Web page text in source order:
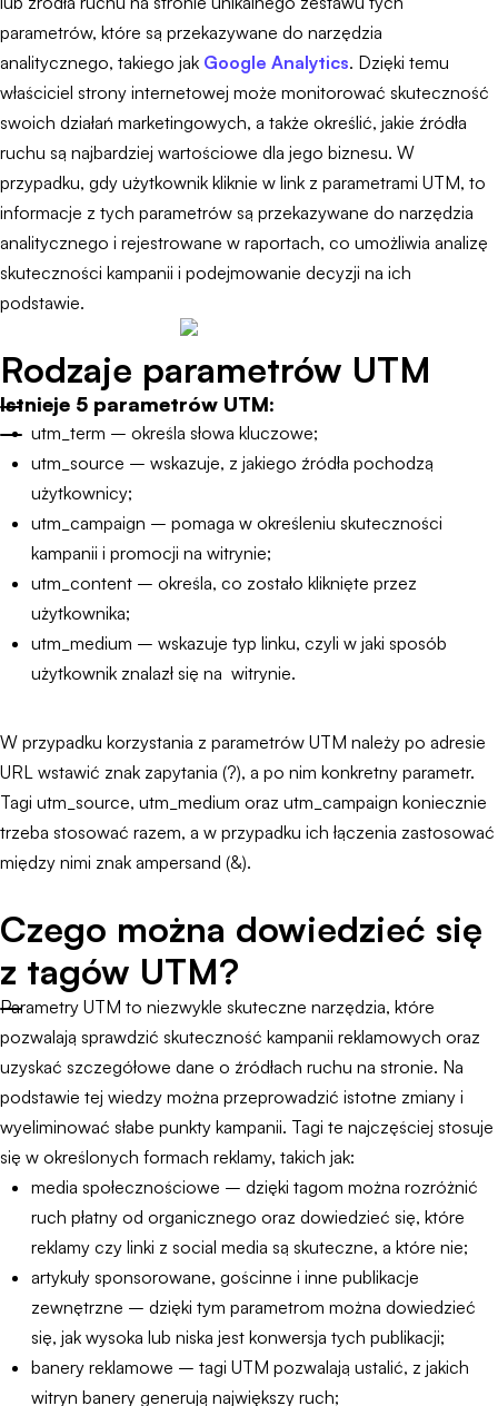
parametrów, które są przekazywane do narzędzia
analitycznego, takiego jak Google Analytics. Dzięki temu
właściciel strony internetowej może monitorować skuteczność
swoich działań marketingowych, a także określić, jakie źródła
ruchu są najbardziej wartościowe dla jego biznesu. W
przypadku, gdy użytkownik kliknie w link z parametrami UTM, to
informacje z tych parametrów są przekazywane do narzędzia
analitycznego i rejestrowane w raportach, co umożliwia analizę
skuteczności kampanii i podejmowanie decyzji na ich
podstawie.
Rodzaje parametrów UTM
Istnieje 5 parametrów UTM:
utm_term – określa słowa kluczowe;
utm_source – wskazuje, z jakiego źródła pochodzą
użytkownicy;
utm_campaign – pomaga w określeniu skuteczności
kampanii i promocji na witrynie;
utm_content – określa, co zostało kliknięte przez
użytkownika;
utm_medium – wskazuje typ linku, czyli w jaki sposób
użytkownik znalazł się na witrynie.
W przypadku korzystania z parametrów UTM należy po adresie
URL wstawić znak zapytania (?), a po nim konkretny parametr.
Tagi utm_source, utm_medium oraz utm_campaign koniecznie
trzeba stosować razem, a w przypadku ich łączenia zastosować
między nimi znak ampersand (&).
Czego można dowiedzieć się
z tagów UTM?
Parametry UTM to niezwykle skuteczne narzędzia, które
pozwalają sprawdzić skuteczność kampanii reklamowych oraz
uzyskać szczegółowe dane o źródłach ruchu na stronie. Na
podstawie tej wiedzy można przeprowadzić istotne zmiany i
wyeliminować słabe punkty kampanii. Tagi te najczęściej stosuje
się w określonych formach reklamy, takich jak:
media społecznościowe – dzięki tagom można rozróżnić
ruch płatny od organicznego oraz dowiedzieć się, które
reklamy czy linki z social media są skuteczne, a które nie;
artykuły sponsorowane, gościnne i inne publikacje
zewnętrzne – dzięki tym parametrom można dowiedzieć
się, jak wysoka lub niska jest konwersja tych publikacji;
banery reklamowe – tagi UTM pozwalają ustalić, z jakich
witryn banery generują największy ruch;